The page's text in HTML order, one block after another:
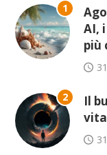
1
AI,
più
2
Il
vita